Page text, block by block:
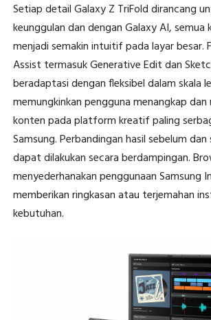
Setiap detail Galaxy Z TriFold dirancang
keunggulan dan dengan Galaxy AI, semua
menjadi semakin intuitif pada layar besar.
Assist termasuk Generative Edit dan
beradaptasi dengan fleksibel dalam skala
memungkinkan pengguna menangkap
konten pada platform kreatif paling
Samsung. Perbandingan hasil sebelum dan
dapat dilakukan secara berdampingan.
menyederhanakan penggunaan Samsung
memberikan ringkasan atau terjemahan
kebutuhan.